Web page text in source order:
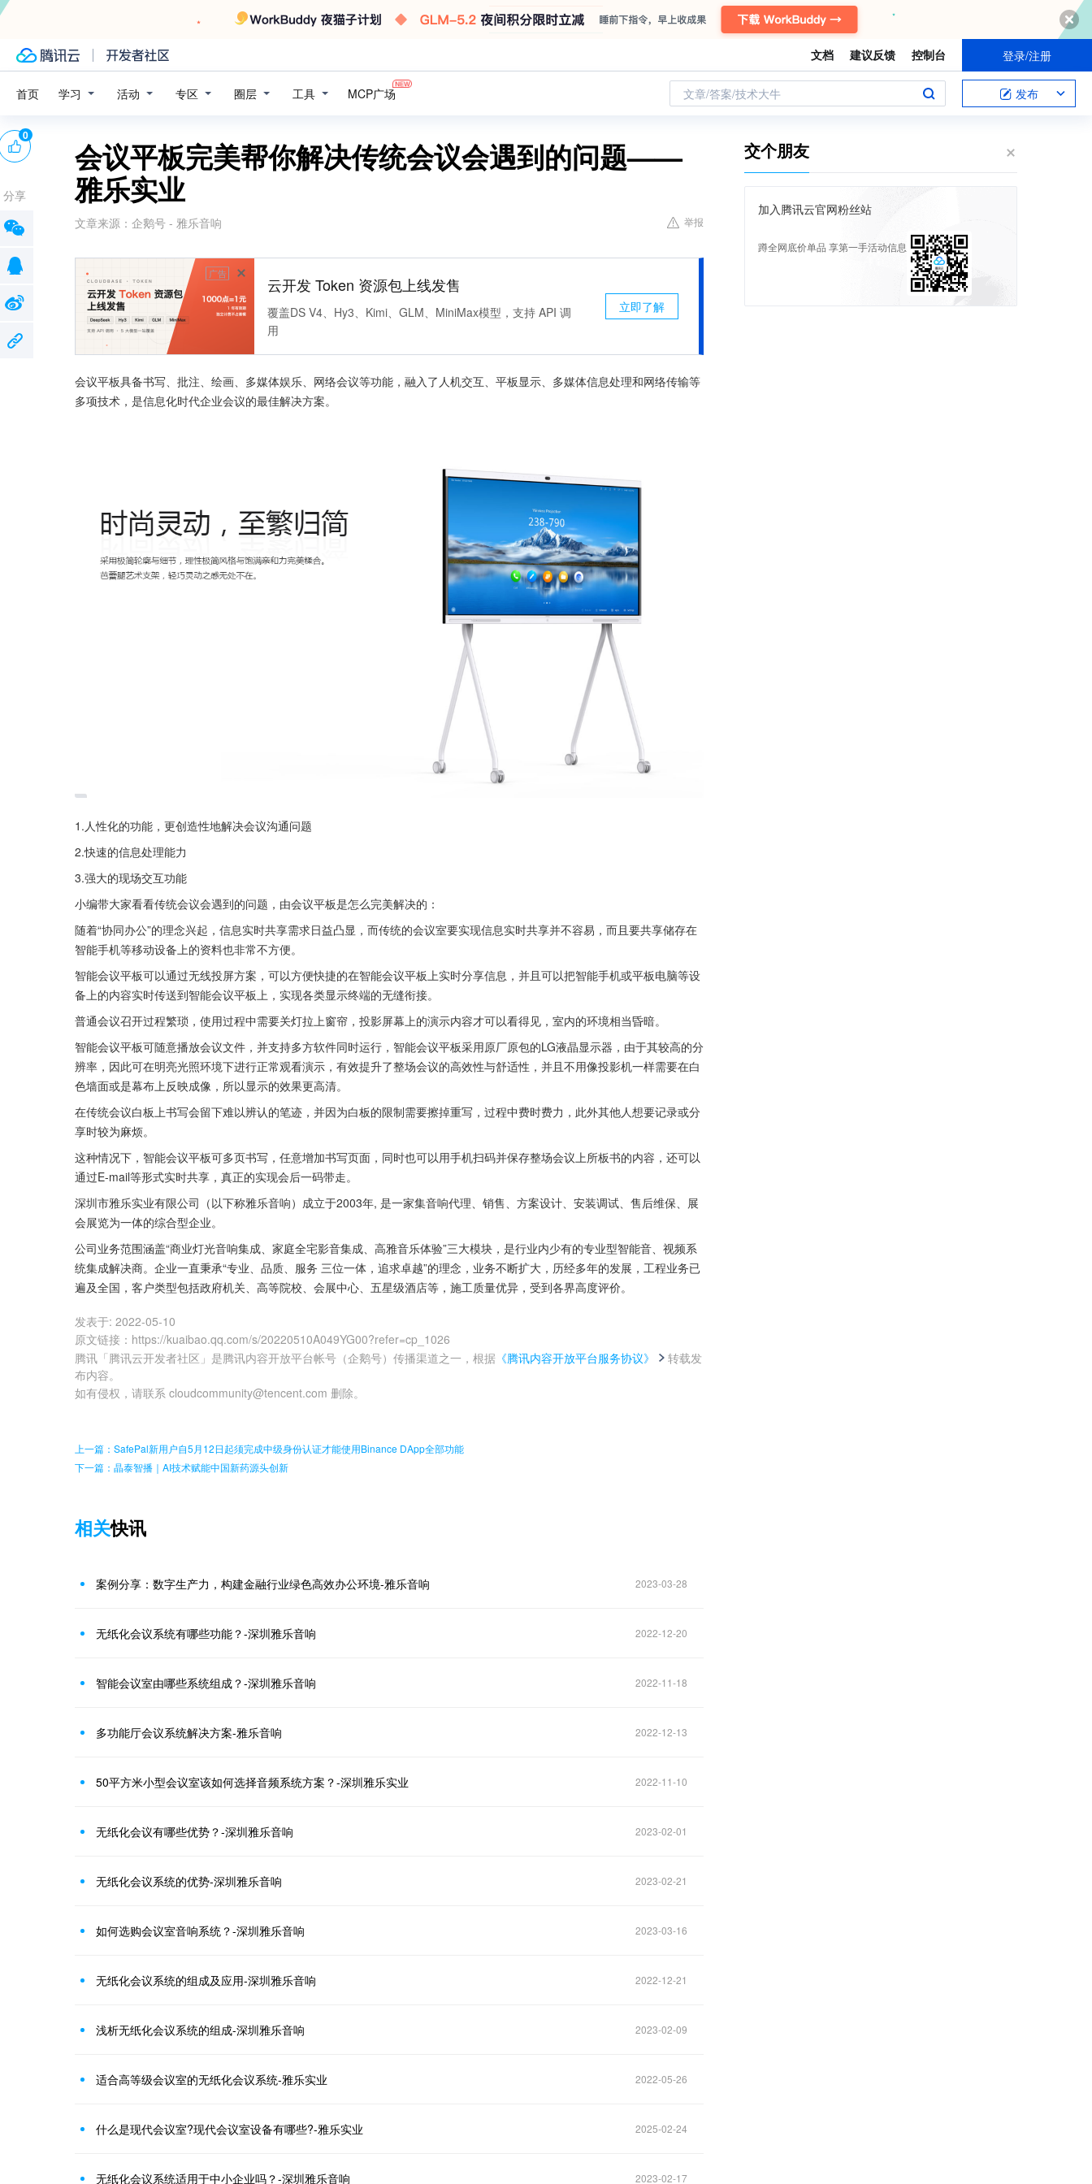
文档 建议反馈 控制台 登录/注册
首页 学习 活动 专区 圈层 工具 MCP广场 文章/答案/技术大牛 发布
会议平板完美帮你解决传统会议会遇到的问题——
雅乐实业
文章来源： 企鹅号 - 雅乐音响 举报
广告
云开发 Token 资源包上线发售
覆盖DS V4、Hy3、Kimi、GLM、MiniMax模型，支持 API 调
用
立即了解
会议平板具备书写、批注、绘画、多媒体娱乐、网络会议等功能，融入了人机交互、平板显示、多媒体信息处理和网络传输等
多项技术，是信息化时代企业会议的最佳解决方案。
1.人性化的功能，更创造性地解决会议沟通问题
2.快速的信息处理能力
3.强大的现场交互功能
小编带大家看看传统会议会遇到的问题，由会议平板是怎么完美解决的：
随着“协同办公”的理念兴起，信息实时共享需求日益凸显，而传统的会议室要实现信息实时共享并不容易，而且要共享储存在
智能手机等移动设备上的资料也非常不方便。
智能会议平板可以通过无线投屏方案，可以方便快捷的在智能会议平板上实时分享信息，并且可以把智能手机或平板电脑等设
备上的内容实时传送到智能会议平板上，实现各类显示终端的无缝衔接。
普通会议召开过程繁琐，使用过程中需要关灯拉上窗帘，投影屏幕上的演示内容才可以看得见，室内的环境相当昏暗。
智能会议平板可随意播放会议文件，并支持多方软件同时运行，智能会议平板采用原厂原包的LG液晶显示器，由于其较高的分
辨率，因此可在明亮光照环境下进行正常观看演示，有效提升了整场会议的高效性与舒适性，并且不用像投影机一样需要在白
色墙面或是幕布上反映成像，所以显示的效果更高清。
在传统会议白板上书写会留下难以辨认的笔迹，并因为白板的限制需要擦掉重写，过程中费时费力，此外其他人想要记录或分
享时较为麻烦。
这种情况下，智能会议平板可多页书写，任意增加书写页面，同时也可以用手机扫码并保存整场会议上所板书的内容，还可以
通过E-mail等形式实时共享，真正的实现会后一码带走。
深圳市雅乐实业有限公司（以下称雅乐音响）成立于2003年, 是一家集音响代理、销售、方案设计、安装调试、售后维保、展
会展览为一体的综合型企业。
公司业务范围涵盖“商业灯光音响集成、家庭全宅影音集成、高雅音乐体验”三大模块，是行业内少有的专业型智能音、视频系
统集成解决商。企业一直秉承“专业、品质、服务 三位一体，追求卓越”的理念，业务不断扩大，历经多年的发展，工程业务已
遍及全国，客户类型包括政府机关、高等院校、会展中心、五星级酒店等，施工质量优异，受到各界高度评价。
发表于: 2022-05-10
原文链接 ： https://kuaibao.qq.com/s/20220510A049YG00?refer=cp_1026
腾讯「腾讯云开发者社区」是腾讯内容开放平台帐号（企鹅号）传播渠道之一，根据 《腾讯内容开放平台服务协议》
转载发
布内容。
如有侵权，请联系 cloudcommunity@tencent.com 删除。
0
分享
上一篇：SafePal新用户自5月12日起须完成中级身份认证才能使用Binance DApp全部功能
下一篇：晶泰智播｜AI技术赋能中国新药源头创新
相关快讯
案例分享：数字生产力，构建金融行业绿色高效办公环境-雅乐音响 2023-03-28
无纸化会议系统有哪些功能？-深圳雅乐音响 2022-12-20
智能会议室由哪些系统组成？-深圳雅乐音响 2022-11-18
多功能厅会议系统解决方案-雅乐音响 2022-12-13
50平方米小型会议室该如何选择音频系统方案？-深圳雅乐实业 2022-11-10
无纸化会议有哪些优势？-深圳雅乐音响 2023-02-01
无纸化会议系统的优势-深圳雅乐音响 2023-02-21
如何选购会议室音响系统？-深圳雅乐音响 2023-03-16
无纸化会议系统的组成及应用-深圳雅乐音响 2022-12-21
浅析无纸化会议系统的组成-深圳雅乐音响 2023-02-09
适合高等级会议室的无纸化会议系统-雅乐实业 2022-05-26
什么是现代会议室?现代会议室设备有哪些?-雅乐实业 2025-02-24
无纸化会议系统适用于中小企业吗？-深圳雅乐音响 2023-02-17
交个朋友
加入腾讯云官网粉丝站
蹲全网底价单品 享第一手活动信息